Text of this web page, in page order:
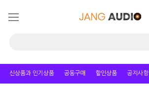
신상품과 인기상품 공동구매 할인상품 공지사항